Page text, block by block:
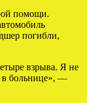
помощи.
погибли,
взрыва. Я не
больнице», —